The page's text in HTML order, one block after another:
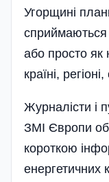
Угорщині
сприймаються
або просто як
країні, регіоні,
Журналісти і
ЗМІ Європи
короткою
енергетичних